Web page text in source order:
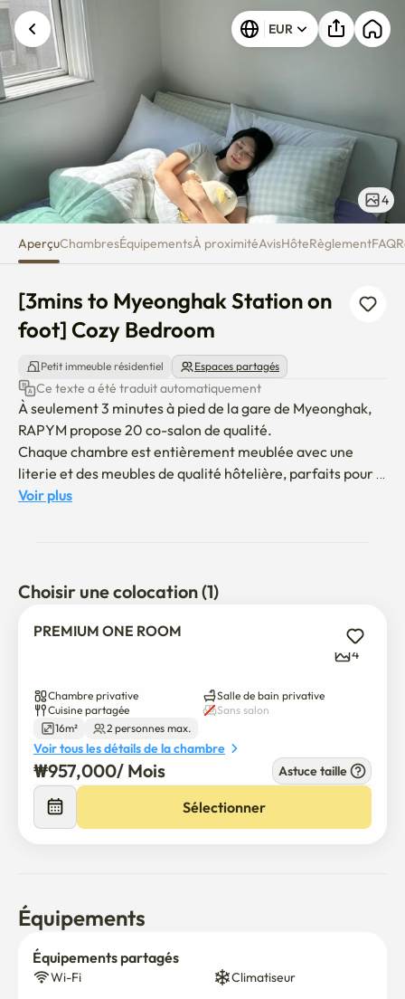
[3mins to Myeonghak Station
EUR
4
AperçuChambresÉquipementsÀ proximitéAvisHôteRèglementFAQ
[3mins to Myeonghak Station on
foot] Cozy Bedroom
Petit immeuble résidentiel Espaces partagés
Ce texte a été traduit automatiquement
À seulement 3 minutes à pied de la gare de Myeonghak,
RAPYM propose 20 co-salon de qualité.
Chaque chambre est entièrement meublée avec une
literie et des meubles de qualité hôtelière, parfaits pour
des séjours de courte ou de longue durée.
Voir plus
Choisir une colocation (1)
PREMIUM ONE ROOM
4
Chambre privative
Salle de bain privative
Cuisine partagée
Sans salon
16m²
2 personnes max.
Voir tous les détails de la chambre
₩957,000/ Mois Astuce taille
Sélectionner
Équipements
Équipements partagés
Wi-Fi Climatiseur